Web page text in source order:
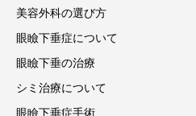
美容外科の選び方
眼瞼下垂症について
眼瞼下垂の治療
シミ治療について
眼瞼下垂症手術